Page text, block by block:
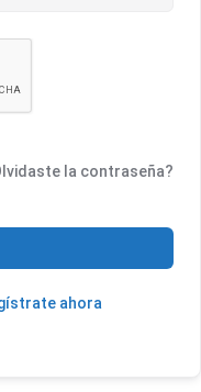
la contraseña?
ahora